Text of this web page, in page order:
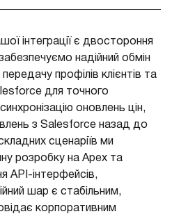
інтеграції є двостороння
надійний обмін
профілів клієнтів та
для точного
оновлень цін,
з Salesforce назад до
сценаріїв ми
розробку на Apex та
API-інтерфейсів,
шар є стабільним,
корпоративним